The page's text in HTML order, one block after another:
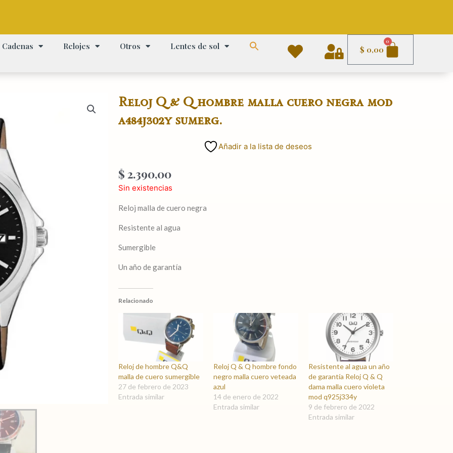
Cadenas Relojes Otros Lentes de sol $ 0,00
0
Carrito
Reloj Q & Q hombre malla cuero negra mod
a484j302y sumerg.
Añadir a la lista de deseos
$ 2.390,00
Sin existencias
Reloj malla de cuero negra
Resistente al agua
Sumergible
Un año de garantía
Relacionado
Reloj de hombre Q&Q
malla de cuero sumergible
27 de febrero de 2023
Entrada similar
Reloj Q & Q hombre fondo
negro malla cuero veteada
azul
14 de enero de 2022
Entrada similar
Resistente al agua un año
de garantía Reloj Q & Q
dama malla cuero violeta
mod q925j334y
9 de febrero de 2022
Entrada similar